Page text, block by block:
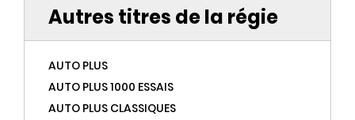
Autres titres de la régie
AUTO PLUS
AUTO PLUS 1000 ESSAIS
AUTO PLUS CLASSIQUES